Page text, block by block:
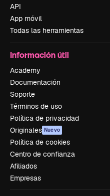
API
App móvil
Todas las herramientas
Información útil
Academy
Documentación
Soporte
Términos de uso
Política de privacidad
Originales Nuevo
Política de cookies
Centro de confianza
Afiliados
Empresas